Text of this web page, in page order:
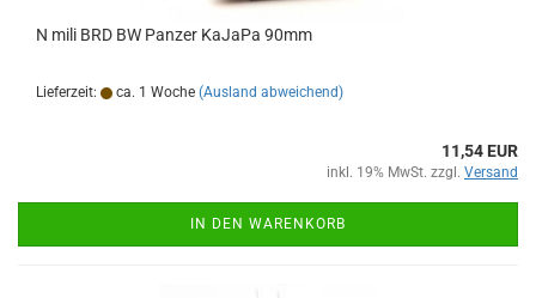
N mili BRD BW Panzer KaJaPa 90mm
Lieferzeit: ca. 1 Woche (Ausland abweichend)
11,54 EUR
inkl. 19% MwSt. zzgl. Versand
IN DEN WARENKORB